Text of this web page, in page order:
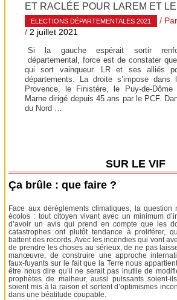
ET RACLÉE POUR LAREM ET
ELECTIONS DÉPARTEMENTALES 2021 / Par
/ 2 juillet 2021
Si la gauche espérait sortir
départemental, force est de constater
qui sort vainqueur. LR et ses alliés
départements. La droite s’impose dans
Provence, le Finistère, le Puy-de-
Marne dirigé depuis 45 ans par le PCF.
du Nord …
SUR LE VIF
Ça brûle : que faire ?
Face aux dérèglements climatiques, la
écolos : tout citoyen vivant avec un minimum
d’avoir un avis qui prend en compte que les
catastrophes ont plutôt tendance à proliférer,
battent des records. Avec les incendies qui vont
de prendre les choses au sérieux, de ne pas
manœuvre, de construire une approche
faux-fuyants sur le fait que la Terre nous
être nous dire qu’il ne serait pas inutile de
prophètes de malheur, aussi puissants soient-
soient mis à la raison et sortent d’optimismes
dans une béatitude coupable.